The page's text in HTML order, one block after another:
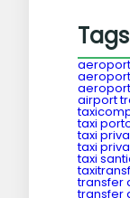
Tags
airport
taxi
taxi
taxi
taxi
transfer
transfer